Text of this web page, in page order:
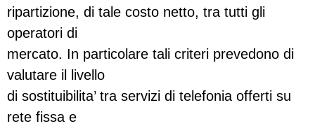
ripartizione, di tale costo netto, tra tutti gli
operatori di
mercato. In particolare tali criteri prevedono di
valutare il livello
di sostituibilita’ tra servizi di telefonia offerti su
rete fissa e